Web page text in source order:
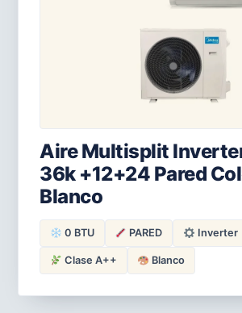
Aire Multisplit
36k +12+24 Pared
Blanco
0 BTU PARED Inverter
Clase A++ Blanco